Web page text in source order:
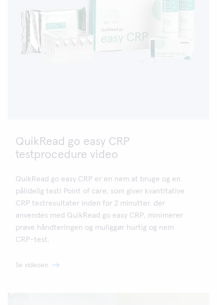
QuikRead go easy CRP
testprocedure video
QuikRead go easy CRP er en nem at bruge og en
pålidelig testi Point of care, som giver kvantitative
CRP testresultater inden for 2 minutter. der
anvendes med QuikRead go easy CRP, minimerer
prøve håndteringen og muliggør hurtig og nem
CRP-test.
Se videoen